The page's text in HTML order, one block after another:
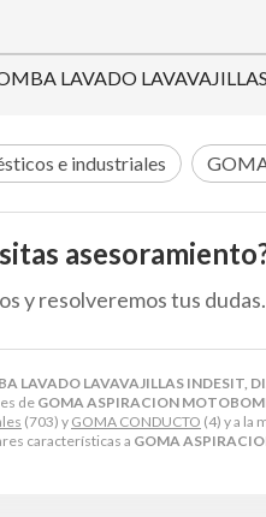
LAVADO LAVAVAJILLAS INDESIT,
deGOMA ASPIRACION
(703) y GOMA CONDUCTO (4) y a la
características a GOMA
LAVADO
e industriales
y resolveremos tus dudas.